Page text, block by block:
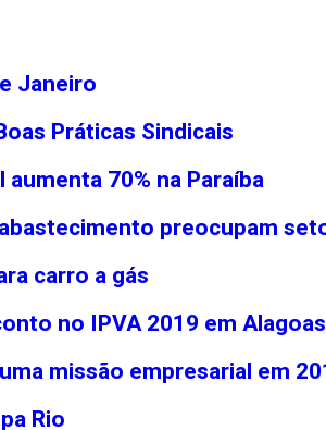
Janeiro
Práticas Sindicais
70% na Paraíba
preocupam
carro a gás
no IPVA 2019 em Alagoas
missão empresarial em
Rio